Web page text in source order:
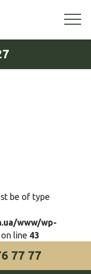
be of type
www/wp-
on line 43
77 77